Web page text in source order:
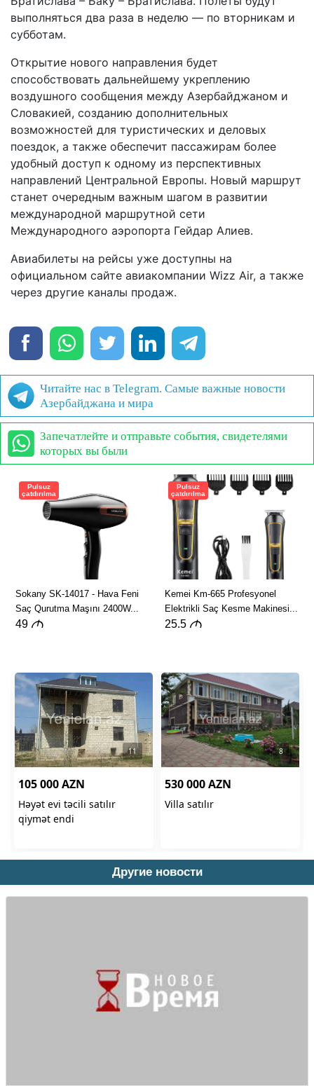
выполняться два раза в неделю — по вторникам и
субботам.
Открытие нового направления будет
способствовать дальнейшему укреплению
воздушного сообщения между Азербайджаном и
Словакией, созданию дополнительных
возможностей для туристических и деловых
поездок, а также обеспечит пассажирам более
удобный доступ к одному из перспективных
направлений Центральной Европы. Новый маршрут
станет очередным важным шагом в развитии
международной маршрутной сети
Международного аэропорта Гейдар Алиев.
Авиабилеты на рейсы уже доступны на
официальном сайте авиакомпании Wizz Air, а также
через другие каналы продаж.
Читайте нас в Telegram. Самые важные новости
Азербайджана и мира
Запечатлейте и отправьте события, свидетелями
которых вы были
Другие новости